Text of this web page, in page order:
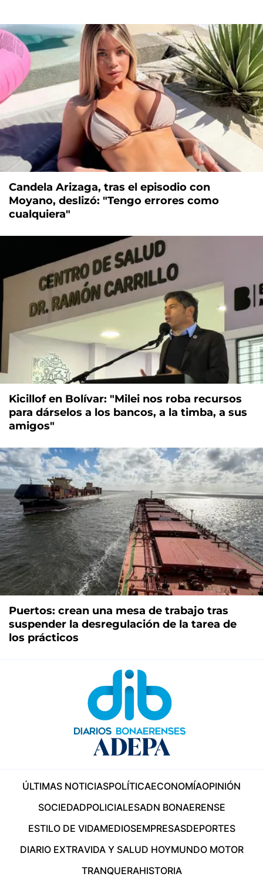
Candela Arizaga, tras el episodio con
Moyano, deslizó: "Tengo errores como
cualquiera"
Kicillof en Bolívar: "Milei nos roba recursos
para dárselos a los bancos, a la timba, a sus
amigos"
Puertos: crean una mesa de trabajo tras
suspender la desregulación de la tarea de
los prácticos
ÚLTIMAS NOTICIASPOLÍTICAECONOMÍAOPINIÓN
SOCIEDADPOLICIALESADN BONAERENSE
ESTILO DE VIDAMEDIOSEMPRESASDEPORTES
DIARIO EXTRAVIDA Y SALUD HOYMUNDO MOTOR
TRANQUERAHISTORIA